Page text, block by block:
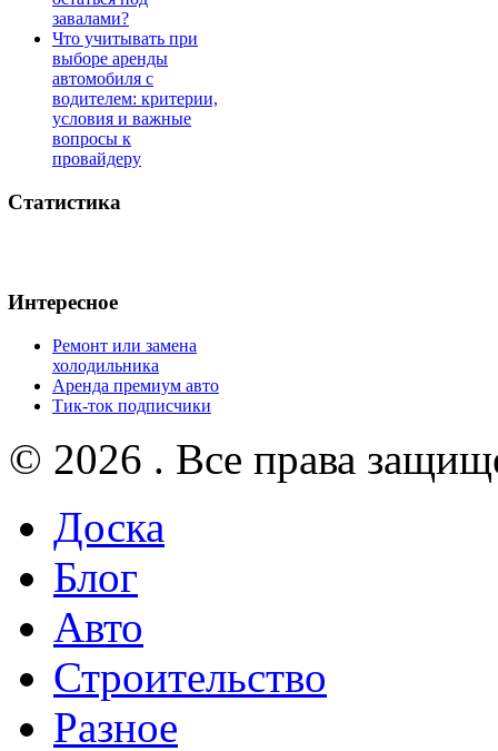
завалами?
Что учитывать при
выборе аренды
автомобиля с
водителем: критерии,
условия и важные
вопросы к
провайдеру
Статистика
Интересное
Ремонт или замена
холодильника
Аренда премиум авто
Тик-ток подписчики
© 2026 . Все права
Доска
Блог
Авто
Строительство
Разное